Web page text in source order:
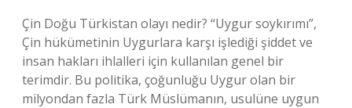
Çin Doğu Türkistan olayı nedir? “Uygur soykırımı”,
Çin hükümetinin Uygurlara karşı işlediği şiddet ve
insan hakları ihlalleri için kullanılan genel bir
terimdir. Bu politika, çoğunluğu Uygur olan bir
milyondan fazla Türk Müslümanın, usulüne uygun